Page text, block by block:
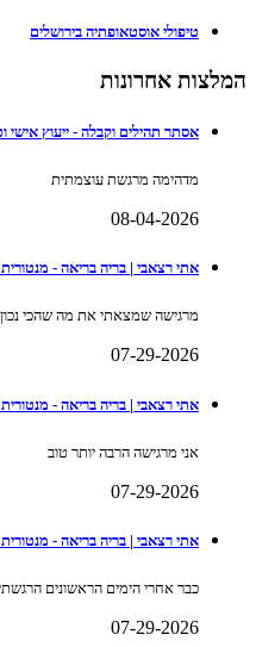
טיפולי אוסטאופתיה בירושלים
המלצות אחרונות
אסתר תהילים וקבלה - ייעוץ אישי
מדהימה מרגשת עוצמתית
08-04-2026
אתי רצאבי | בריה בריאה -
מרגישה שמצאתי את מה שהכי נכון
07-29-2026
אתי רצאבי | בריה בריאה -
אני מרגישה הרבה יותר טוב
07-29-2026
אתי רצאבי | בריה בריאה -
כבר אחרי הימים הראשונים
07-29-2026